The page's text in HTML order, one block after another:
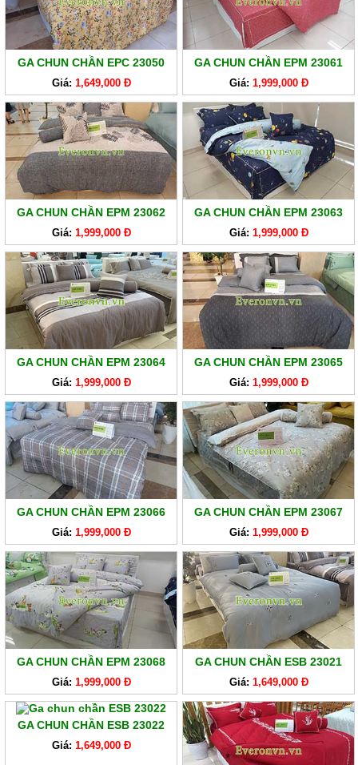
GA CHUN CHẦN EPC 23050
Giá: 1,649,000 Đ
GA CHUN CHẦN EPM 23061
Giá: 1,999,000 Đ
GA CHUN CHẦN EPM 23062
Giá: 1,999,000 Đ
GA CHUN CHẦN EPM 23063
Giá: 1,999,000 Đ
GA CHUN CHẦN EPM 23064
Giá: 1,999,000 Đ
GA CHUN CHẦN EPM 23065
Giá: 1,999,000 Đ
GA CHUN CHẦN EPM 23066
Giá: 1,999,000 Đ
GA CHUN CHẦN EPM 23067
Giá: 1,999,000 Đ
GA CHUN CHẦN EPM 23068
Giá: 1,999,000 Đ
GA CHUN CHẦN ESB 23021
Giá: 1,649,000 Đ
GA CHUN CHẦN ESB 23022
Giá: 1,649,000 Đ